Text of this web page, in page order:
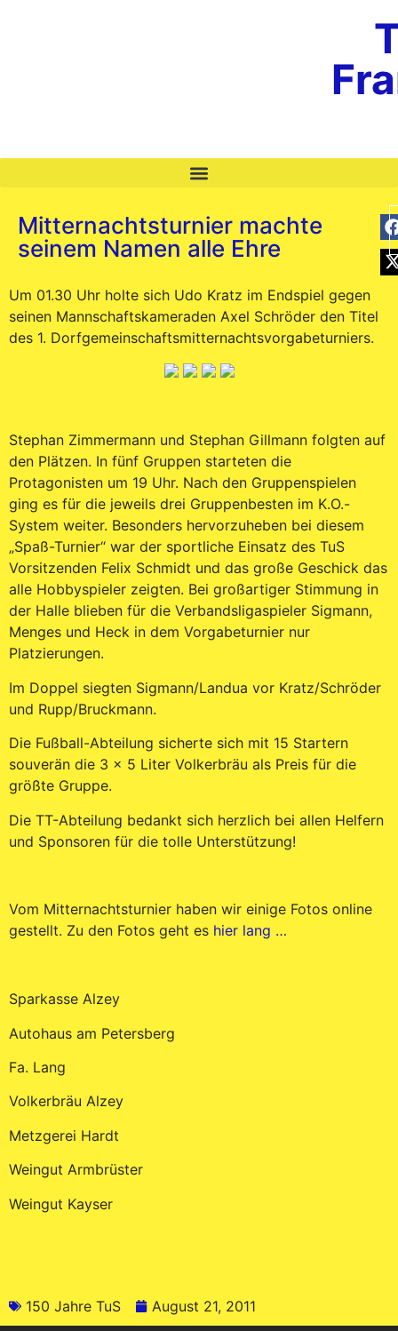
Mitternachtsturnier machte
seinem Namen alle Ehre
Um 01.30 Uhr holte sich Udo Kratz im Endspiel gegen
seinen Mannschaftskameraden Axel Schröder den Titel
des 1. Dorfgemeinschaftsmitternachtsvorgabeturniers.
Stephan Zimmermann und Stephan Gillmann folgten auf
den Plätzen. In fünf Gruppen starteten die
Protagonisten um 19 Uhr. Nach den Gruppenspielen
ging es für die jeweils drei Gruppenbesten im K.O.-
System weiter. Besonders hervorzuheben bei diesem
„Spaß-Turnier“ war der sportliche Einsatz des TuS
Vorsitzenden Felix Schmidt und das große Geschick das
alle Hobbyspieler zeigten. Bei großartiger Stimmung in
der Halle blieben für die Verbandsligaspieler Sigmann,
Menges und Heck in dem Vorgabeturnier nur
Platzierungen.
Im Doppel siegten Sigmann/Landua vor Kratz/Schröder
und Rupp/Bruckmann.
Die Fußball-Abteilung sicherte sich mit 15 Startern
souverän die 3 x 5 Liter Volkerbräu als Preis für die
größte Gruppe.
Die TT-Abteilung bedankt sich herzlich bei allen Helfern
und Sponsoren für die tolle Unterstützung!
Vom Mitternachtsturnier haben wir einige Fotos online
gestellt. Zu den Fotos geht es hier lang …
Sparkasse Alzey
Autohaus am Petersberg
Fa. Lang
Volkerbräu Alzey
Metzgerei Hardt
Weingut Armbrüster
Weingut Kayser
150 Jahre TuS August 21, 2011